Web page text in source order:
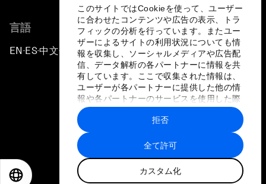
このサイトではCookieを使って、ユーザー
に合わせたコンテンツや広告の表示、トラ
フィックの分析を行っています。またユー
ザーによるサイトの利用状況についても情
報を収集し、ソーシャルメディアや広告配
信、データ解析の各パートナーに情報を共
有しています。ここで収集された情報は、
ユーザーが各パートナーに提供した他の情
報や各パートナーのサービスを使用した際
に収集された情報と組み合わされ、各パー
トナーによって使用されることがありま
す。
全て許可
カスタム化
拒否
言語
EN ▪ES▪中文▪ 日本語
プライバシーポリシーと利用規約
サイトマップ
©
世界経済フォーラム